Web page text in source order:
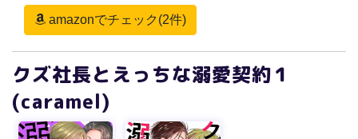
amazonでチェック(2件)
クズ社長とえっちな溺愛契約１
(caramel)